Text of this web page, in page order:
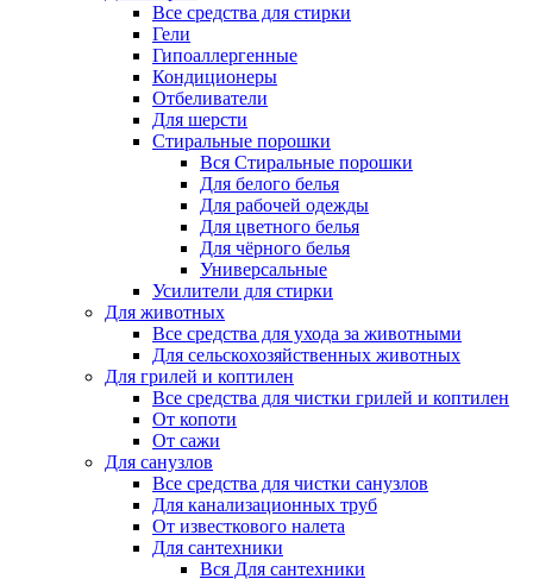
Все средства для стирки
Гели
Гипоаллергенные
Кондиционеры
Отбеливатели
Для шерсти
Стиральные порошки
Вся Стиральные порошки
Для белого белья
Для рабочей одежды
Для цветного белья
Для чёрного белья
Универсальные
Усилители для стирки
Для животных
Все средства для ухода за животными
Для сельскохозяйственных животных
Для грилей и коптилен
Все средства для чистки грилей и коптилен
От копоти
От сажи
Для санузлов
Все средства для чистки санузлов
Для канализационных труб
От известкового налета
Для сантехники
Вся Для сантехники